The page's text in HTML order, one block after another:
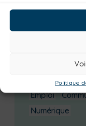
Politique
Non
Tourisme
Plan
Habitat
Emploi
Numérique